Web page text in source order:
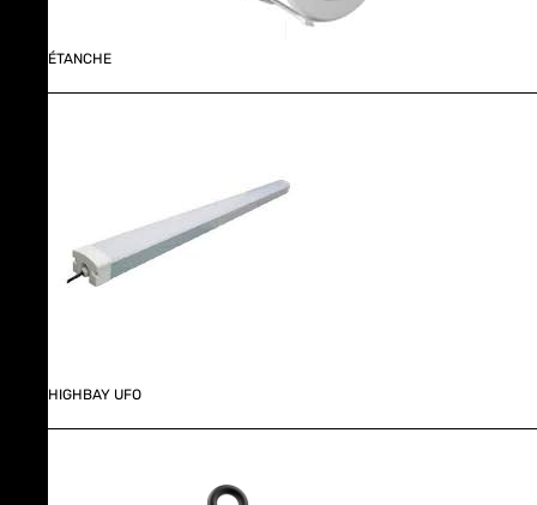
ÉTANCHE
HIGHBAY UFO